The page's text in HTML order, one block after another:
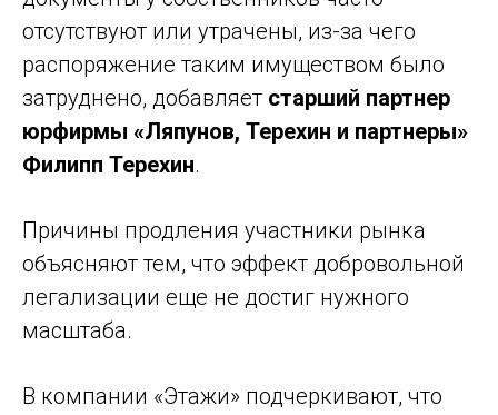
отсутствуют или утрачены, из-за чего
распоряжение таким имуществом было
затруднено, добавляет старший партнер
юрфирмы «Ляпунов, Терехин и партнеры»
Филипп Терехин.
Причины продления участники рынка
объясняют тем, что эффект добровольной
легализации еще не достиг нужного
масштаба.
В компании «Этажи» подчеркивают, что